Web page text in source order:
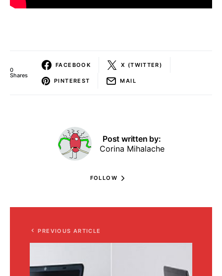
0
Shares
FACEBOOK X (TWITTER)
PINTEREST MAIL
Post written by:
Corina Mihalache
FOLLOW
PREVIOUS ARTICLE